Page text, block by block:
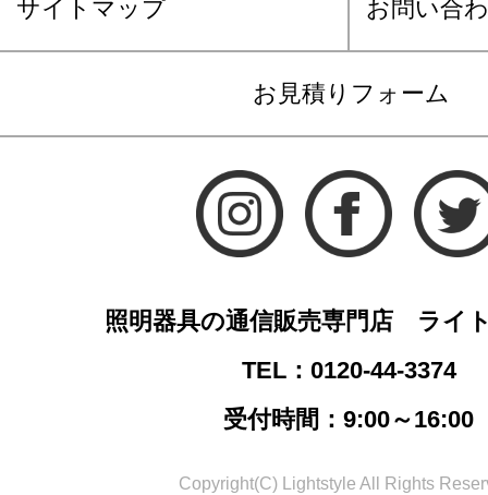
サイトマップ お問い合
お見積りフォーム
照明器具の通信販売専門店 ライ
TEL：0120-44-3374
受付時間：9:00～16:00
Copyright(C) Lightstyle All Rights